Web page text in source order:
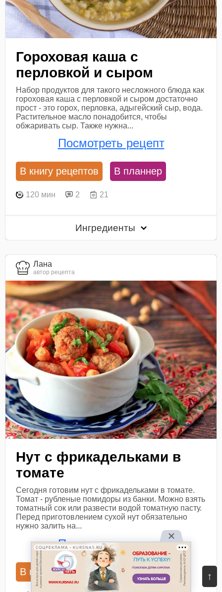
↑
Гороховая каша с
перловкой и сыром
Набор продуктов для такого несложного блюда как
гороховая каша с перловкой и сыром достаточно
прост - это горох, перловка, адыгейский сыр, вода.
Растительное масло понадобится, чтобы
обжаривать сыр. Также нужна...
Посмотреть рецепт
В книгу рецептов В планнер
120 мин 2 21
Ингредиенты
Лана
автор рецепта
Нут с фрикадельками в
томате
Сегодня готовим нут с фрикадельками в томате.
Томат - рубленые помидоры из банки. Можно взять
томатный сок или развести водой томатную пасту.
Перед приготовлением сухой нут обязательно
нужно залить на...
Посмотреть рецепт
В книгу рецептов В планнер
СОЦРЕКЛАМА • KURSNA5.RU